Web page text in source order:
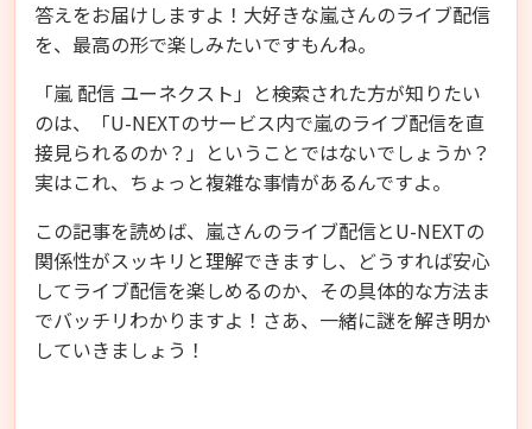
答えをお届けしますよ！大好きな嵐さんのライブ配信
を、最高の形で楽しみたいですもんね。
「嵐 配信 ユーネクスト」と検索された方が知りたい
のは、「U-NEXTのサービス内で嵐のライブ配信を直
接見られるのか？」ということではないでしょうか？
実はこれ、ちょっと複雑な事情があるんですよ。
この記事を読めば、嵐さんのライブ配信とU-NEXTの
関係性がスッキリと理解できますし、どうすれば安心
してライブ配信を楽しめるのか、その具体的な方法ま
でバッチリわかりますよ！さあ、一緒に謎を解き明か
していきましょう！